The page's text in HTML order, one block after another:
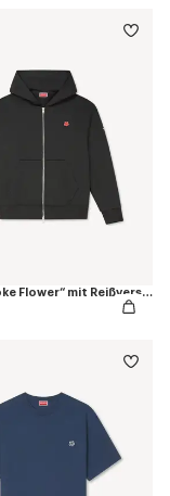
Hoodie „Boke Flower“ mit Reißverschluss aus Baumwolle